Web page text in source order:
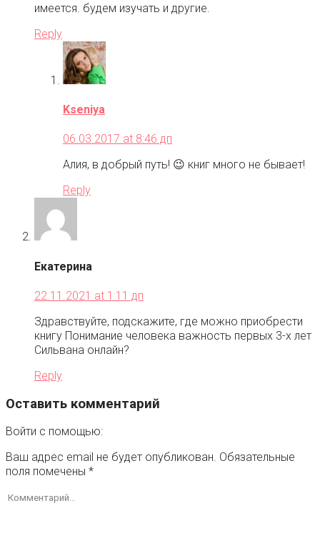
имеется. будем изучать и другие.
Reply
Kseniya
06.03.2017 at 8:46 дп
Алия, в добрый путь! 😉 книг много не бывает!
Reply
Екатерина
22.11.2021 at 1:11 дп
Здравствуйте, подскажите, где можно приобрести
книгу Понимание человека важность первых 3-х лет
Сильвана онлайн?
Reply
Оставить комментарий
Войти с помощью:
Ваш адрес email не будет опубликован. Обязательные
поля помечены *